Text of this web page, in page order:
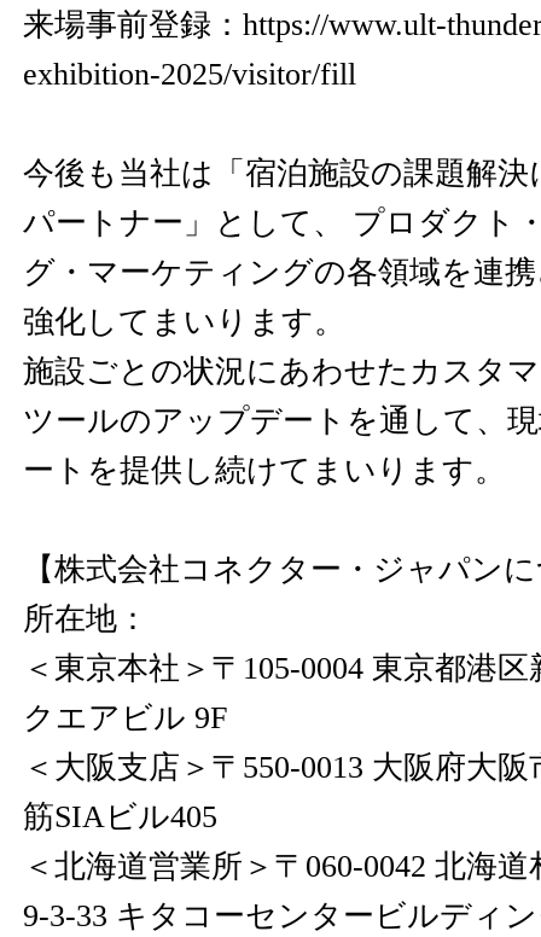
来場事前登録： https://www.ult-
exhibition-2025/visitor/fill
今後も当社は「宿泊施設の課題解
パートナー」として、 プロダクト
グ・マーケティングの各領域を連
強化してまいります。
施設ごとの状況にあわせたカスタ
ツールのアップデートを通して、
ートを提供し続けてまいります。
【株式会社コネクター・ジャパン
所在地：
＜東京本社＞〒105-0004 東京都港
クエアビル 9F
＜大阪支店＞〒550-0013 大阪府大
筋SIAビル405
＜北海道営業所＞〒060-0042 北海
9-3-33 キタコーセンタービルディン